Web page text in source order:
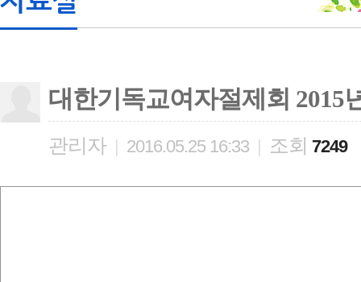
대한기독교여자절제회 2015
관리자 | 2016.05.25 16:33 | 조회 7249